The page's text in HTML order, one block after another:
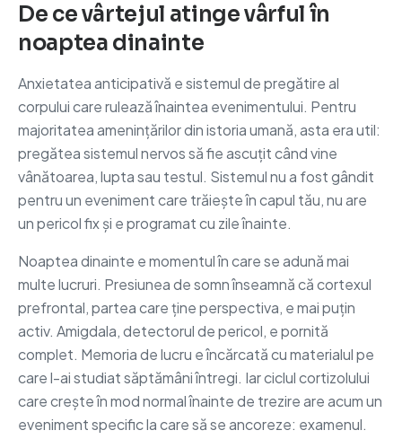
De ce vârtejul atinge vârful în
noaptea dinainte
Anxietatea anticipativă e sistemul de pregătire al
corpului care rulează înaintea evenimentului. Pentru
majoritatea amenințărilor din istoria umană, asta era util:
pregătea sistemul nervos să fie ascuțit când vine
vânătoarea, lupta sau testul. Sistemul nu a fost gândit
pentru un eveniment care trăiește în capul tău, nu are
un pericol fix și e programat cu zile înainte.
Noaptea dinainte e momentul în care se adună mai
multe lucruri. Presiunea de somn înseamnă că cortexul
prefrontal, partea care ține perspectiva, e mai puțin
activ. Amigdala, detectorul de pericol, e pornită
complet. Memoria de lucru e încărcată cu materialul pe
care l-ai studiat săptămâni întregi. Iar ciclul cortizolului
care crește în mod normal înainte de trezire are acum un
eveniment specific la care să se ancoreze: examenul.